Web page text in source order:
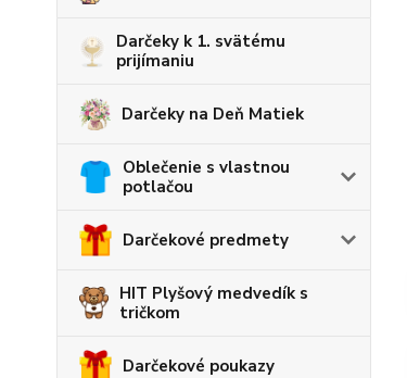
Darčeky k 1. svätému
prijímaniu
Darčeky na Deň Matiek
Oblečenie s vlastnou
potlačou
Darčekové predmety
HIT Plyšový medvedík s
tričkom
Darčekové poukazy